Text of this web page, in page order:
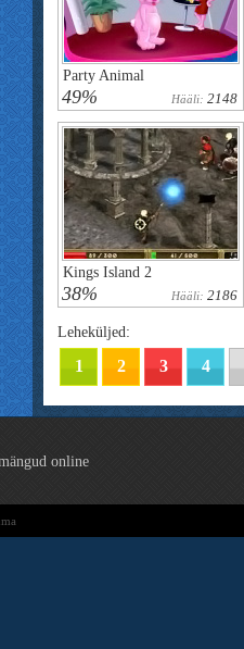
Party Animal
49% Hääli: 2148
Kings Island 2
38% Hääli: 2186
Leheküljed:
1 2 3 4
online